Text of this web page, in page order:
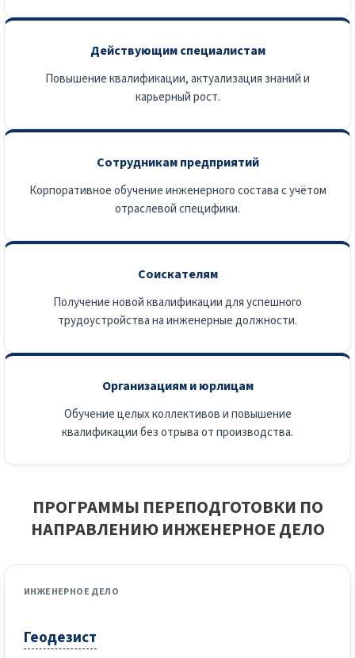
Действующим специалистам
Повышение квалификации, актуализация знаний и
карьерный рост.
Сотрудникам предприятий
Корпоративное обучение инженерного состава с учётом
отраслевой специфики.
Соискателям
Получение новой квалификации для успешного
трудоустройства на инженерные должности.
Организациям и юрлицам
Обучение целых коллективов и повышение
квалификации без отрыва от производства.
ПРОГРАММЫ ПЕРЕПОДГОТОВКИ ПО
НАПРАВЛЕНИЮ ИНЖЕНЕРНОЕ ДЕЛО
ИНЖЕНЕРНОЕ ДЕЛО
Геодезист